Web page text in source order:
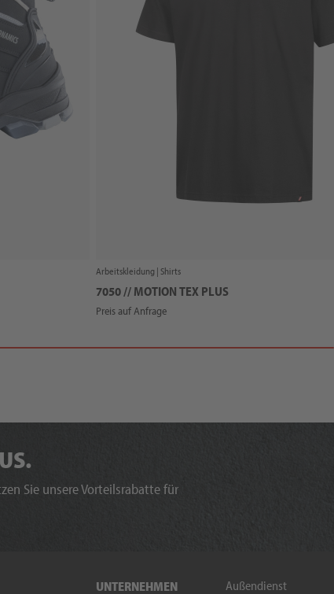
Arbeitskleidung | Shirts
7050 // MOTION TEX PLUS
Preis auf Anfrage
Sie unsere Vorteilsrabatte für
UNTERNEHMEN
Außendienst